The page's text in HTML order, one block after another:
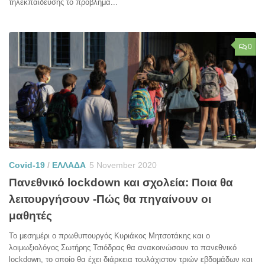
τηλεκπαίδευσης το πρόβλημα...
0
Covid-19 / ΕΛΛΑΔΑ 5 November 2020
Πανεθνικό lockdown και σχολεία: Ποια θα
λειτουργήσουν -Πώς θα πηγαίνουν οι
μαθητές
Το μεσημέρι ο πρωθυπουργός Κυριάκος Μητσοτάκης και ο
λοιμωξιολόγος Σωτήρης Τσιόδρας θα ανακοινώσουν το πανεθνικό
lockdown, το οποίο θα έχει διάρκεια τουλάχιστον τριών εβδομάδων και